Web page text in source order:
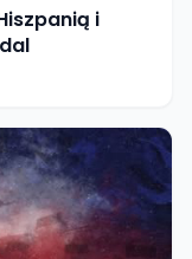
i